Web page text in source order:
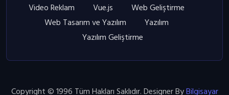
Video Reklam
Vue.js
Web Geliştirme
Web Tasarım ve Yazılım
Yazılım
Yazılım Geliştirme
Copyright © 1996 Tüm Hakları Saklıdır. Designer ByBilgisayar